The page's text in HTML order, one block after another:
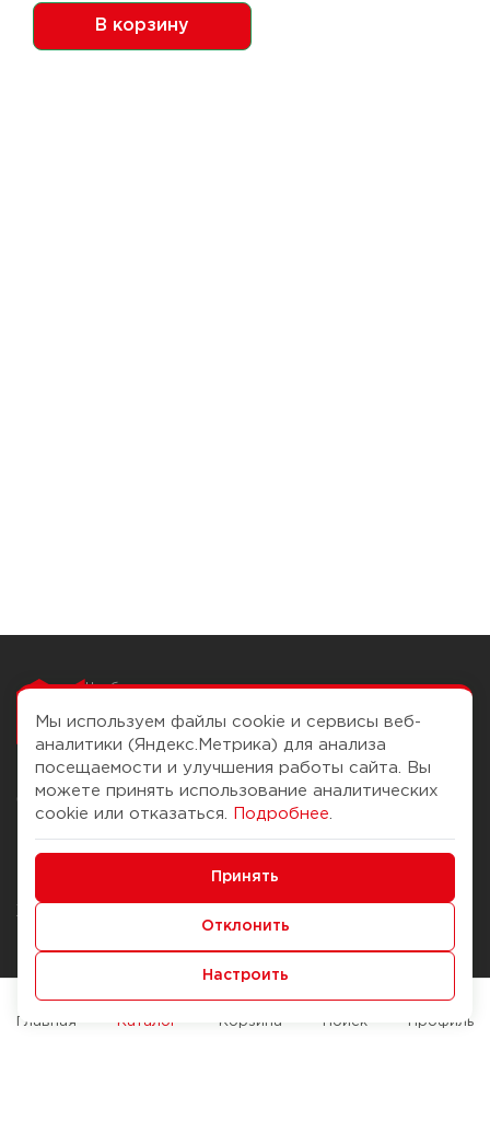
В корзину
Чтобы вам легко
О компании
История Компании
Журнал
Наши марки
Брендирование
Помощь
Доставка и оплата
Способы оплаты
Служба контроля качества
Мы используем файлы cookie и сервисы веб-
аналитики (Яндекс.Метрика) для анализа
посещаемости и улучшения работы сайта. Вы
можете принять использование аналитических
cookie или отказаться.
Подробнее
Принять
Отклонить
Настроить
Главная Каталог Корзина Поиск Профиль